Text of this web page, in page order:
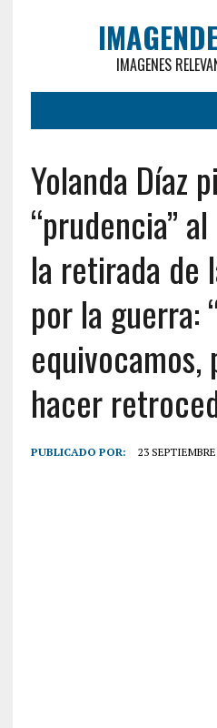
IMAGENES
Yolanda Díaz
“prudencia”
la retirada de
por la guerra:
equivocamos,
hacer
PUBLICADO POR: 23